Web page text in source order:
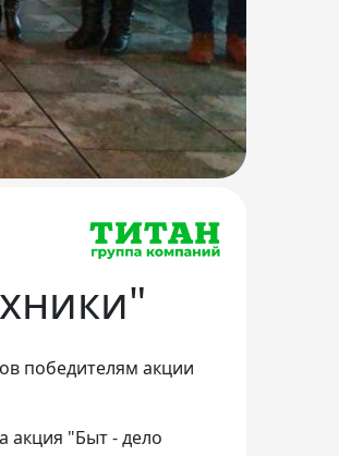
победителям акции
акция "Быт - дело